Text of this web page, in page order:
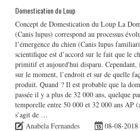
Domestication du Loup
Concept de Domestication du Loup La
(Canis lupus) correspond au processus
l’émergence du chien (Canis lupus
scientifique est d’accord sur le fait que le
primitif et aujourd'hui disparu. Cependant,
sur le moment, l’endroit et sur de quelle
produit. Quand ? Il est probable que la
passée il y a plus de 32 000 ans, quelque
temporelle entre 50 000 et 32 000 ans AP
s’agit de …
Anabela Fernandes
08-08-2018